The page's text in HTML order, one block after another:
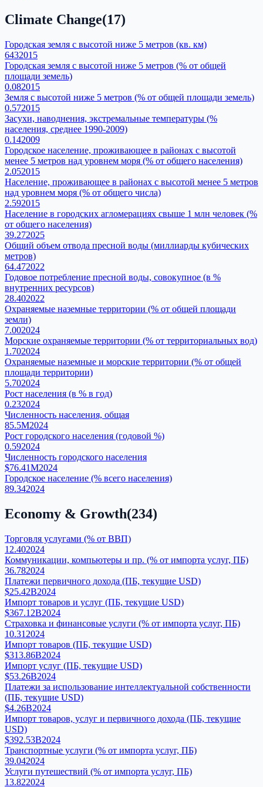
Climate Change(17)
Городская земля с высотой ниже 5 метров (кв. км)
6432015
Городская земля с высотой ниже 5 метров (% от общей
площади земель)
0.082015
Земля с высотой ниже 5 метров (% от общей площади земель)
0.572015
Засухи, наводнения, экстремальные температуры (%
населения, среднее 1990-2009)
0.142009
Городское население, проживающее в районах с высотой
менее 5 метров над уровнем моря (% от общего населения)
2.052015
Население, проживающее в районах с высотой менее 5 метров
над уровнем моря (% от общего числа)
2.592015
Население в городских агломерациях свыше 1 млн человек (%
от общего населения)
39.272025
Общий объем отвода пресной воды (миллиарды кубических
метров)
64.472022
Годовое потребление пресной воды, совокупное (в %
внутренних ресурсов)
28.402022
Охраняемые наземные территории (% от общей площади
земли)
7.002024
Морские охраняемые территории (% от территориальных вод)
1.702024
Охраняемые наземные и морские территории (% от общей
площади территории)
5.702024
Рост населения (в % в год)
0.232024
Численность населения, общая
85.5M2024
Рост городского населения (годовой %)
0.592024
Численность городского населения
$76.41M2024
Городское население (% всего населения)
89.342024
Economy & Growth(234)
Торговля услугами (% от ВВП)
12.402024
Коммуникации, компьютеры и пр. (% от импорта услуг, ПБ)
36.782024
Платежи первичного дохода (ПБ, текущие USD)
$25.42B2024
Импорт товаров и услуг (ПБ, текущие USD)
$367.12B2024
Страховка и финансовые услуги (% от импорта услуг, ПБ)
10.31 2024
Импорт товаров (ПБ, текущие USD)
$313.86B2024
Импорт услуг (ПБ, текущие USD)
$53.26B2024
Платежи за использование интеллектуальной собственности
(ПБ, текущие USD)
$4.26B2024
Импорт товаров, услуг и первичного дохода (ПБ, текущие
USD)
$392.53B2024
Транспортные услуги (% от импорта услуг, ПБ)
39.042024
Услуги путешествий (% от импорта услуг, ПБ)
13.822024